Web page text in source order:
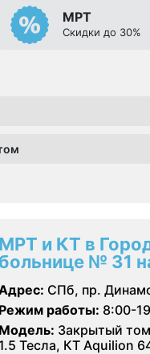
МРТ
Скидки до 30%
МРТ и КТ в
больнице № 31
СПб, пр.
Режим работы: 8:00-
Модель: Закрытый
1.5 Тесла, КТ Aquilion